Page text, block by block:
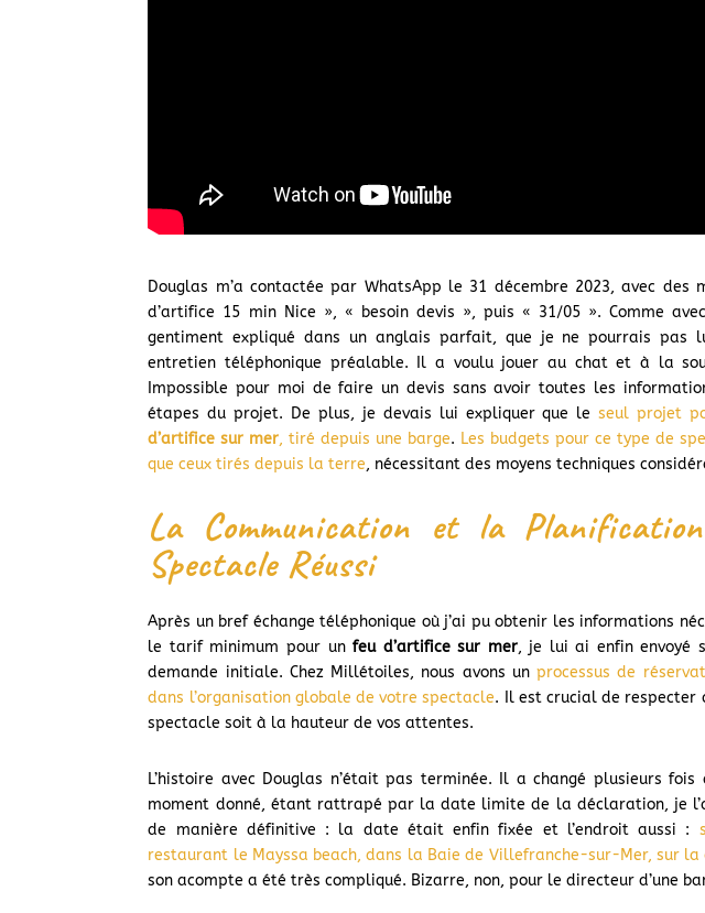
Douglas m’a contactée par WhatsApp le 31 décembre 2023, avec des
d’artifice 15 min Nice », « besoin devis », puis « 31/05 ». Comme
gentiment expliqué dans un anglais parfait, que je ne pourrais pas
entretien téléphonique préalable. Il a voulu jouer au chat et à la
Impossible pour moi de faire un devis sans avoir toutes les
étapes du projet. De plus, je devais lui expliquer que leseul projet
d’artifice sur mer, tiré depuis une barge. Les budgets pour ce type de
que ceux tirés depuis la terre, nécessitant des moyens techniques
La Communication et la
Spectacle Réussi
Après un bref échange téléphonique où j’ai pu obtenir les informations
le tarif minimum pour unfeu d’artifice sur mer, je lui ai enfin envoyé
demande initiale. Chez Millétoiles, nous avons unprocessus de
dans l’organisation globale de votre spectacle. Il est crucial de respecter
spectacle soit à la hauteur de vos attentes.
L’histoire avec Douglas n’était pas terminée. Il a changé plusieurs
moment donné, étant rattrapé par la date limite de la déclaration, je
de manière définitive : la date était enfin fixée et l’endroit aussi :
restaurant le Mayssa beach, dans la Baie de Villefranche-sur-Mer, sur la
son acompte a été très compliqué. Bizarre, non, pour le directeur d’une